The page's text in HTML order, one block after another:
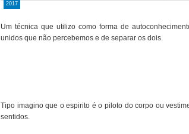
Um técnica que utilizo como forma de
unidos que não percebemos e de separar os dois.
Tipo imagino que o espirito é o piloto do corpo ou
sentidos.
2017